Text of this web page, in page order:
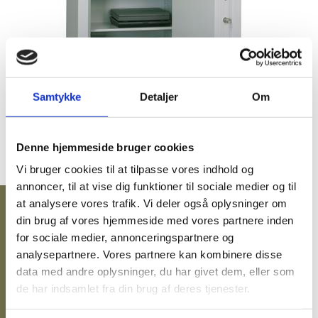
Samtykke Detaljer Om
Denne hjemmeside bruger cookies
Vi bruger cookies til at tilpasse vores indhold og
annoncer, til at vise dig funktioner til sociale medier og til
at analysere vores trafik. Vi deler også oplysninger om
din brug af vores hjemmeside med vores partnere inden
for sociale medier, annonceringspartnere og
analysepartnere. Vores partnere kan kombinere disse
data med andre oplysninger, du har givet dem, eller som
de har indsamlet fra din brug af deres tjenester.
42.500,00 DKKeksl. moms
(53.125,00 DKKinkl. moms )
INDMURINGSBOKSE/GULVBOKSE
NØGLESKABE / NØGLEBOKSE
BRANDSKABE
BATTERISKABE
SERVERSKABE
VÅBENSKABE
MOBILHOTEL
MEDICINSKABE TIL PLEJEHJEM/BOSTEDER
OPBEVARINGSSKABE / SMÅRUMSSKABE
BRUGTE SKABE - LAGERSALG